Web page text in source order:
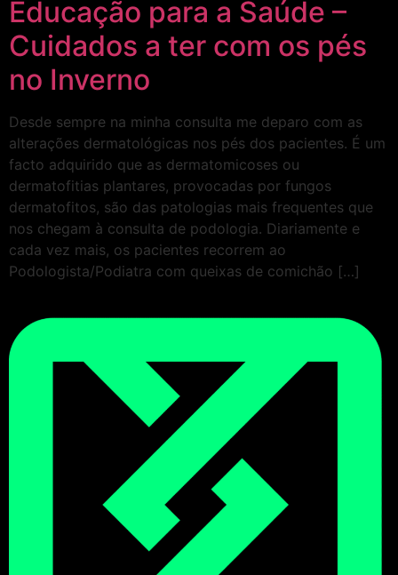
Educação para a Saúde –
Cuidados a ter com os pés
no Inverno
Desde sempre na minha consulta me deparo com as
alterações dermatológicas nos pés dos pacientes. É um
facto adquirido que as dermatomicoses ou
dermatofitias plantares, provocadas por fungos
dermatofitos, são das patologias mais frequentes que
nos chegam à consulta de podologia. Diariamente e
cada vez mais, os pacientes recorrem ao
Podologista/Podiatra com queixas de comichão […]